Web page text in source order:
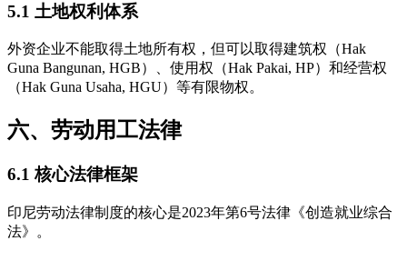
5.1 土地权利体系
外资企业不能取得土地所有权，但可以取得建筑权（Hak
Guna Bangunan, HGB）、使用权（Hak Pakai, HP）和经营权
（Hak Guna Usaha, HGU）等有限物权。
六、劳动用工法律
6.1 核心法律框架
印尼劳动法律制度的核心是2023年第6号法律《创造就业综合
法》。